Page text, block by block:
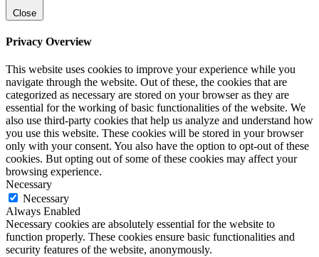
Close
Privacy Overview
This website uses cookies to improve your experience while you
navigate through the website. Out of these, the cookies that are
categorized as necessary are stored on your browser as they are
essential for the working of basic functionalities of the website. We
also use third-party cookies that help us analyze and understand how
you use this website. These cookies will be stored in your browser
only with your consent. You also have the option to opt-out of these
cookies. But opting out of some of these cookies may affect your
browsing experience.
Necessary
Necessary
Always Enabled
Necessary cookies are absolutely essential for the website to
function properly. These cookies ensure basic functionalities and
security features of the website, anonymously.